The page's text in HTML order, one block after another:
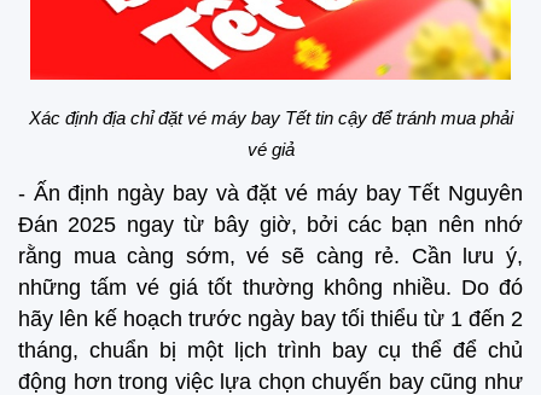
Xác định địa chỉ đặt vé máy bay Tết tin cậy để tránh mua phải
vé giả
- Ấn định ngày bay và đặt vé máy bay Tết Nguyên
Đán 2025 ngay từ bây giờ, bởi các bạn nên nhớ
rằng mua càng sớm, vé sẽ càng rẻ. Cần lưu ý,
những tấm vé giá tốt thường không nhiều. Do đó
hãy lên kế hoạch trước ngày bay tối thiểu từ 1 đến 2
tháng, chuẩn bị một lịch trình bay cụ thể để chủ
động hơn trong việc lựa chọn chuyến bay cũng như